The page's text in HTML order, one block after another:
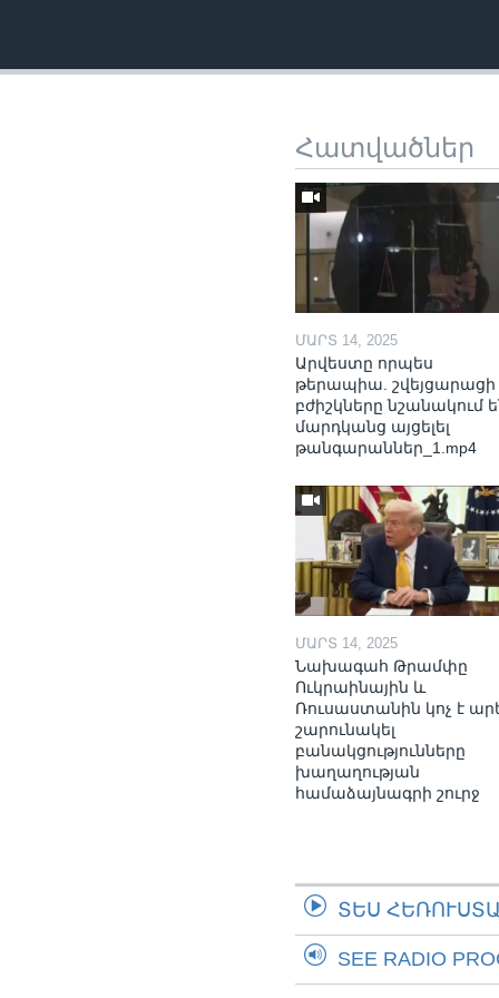
Հատվածներ
ՄԱՐՏ 14, 2025
Արվեստը որպես
թերապիա. շվեյցարացի
բժիշկները նշանակում
մարդկանց այցելել
թանգարաններ_1.mp4
ՄԱՐՏ 14, 2025
Նախագահ Թրամփը
Ուկրաինային և
Ռուսաստանին կոչ է
շարունակել
բանակցությունները
խաղաղության
համաձայնագրի շուրջ
ՏԵՍ
SEE RADIO